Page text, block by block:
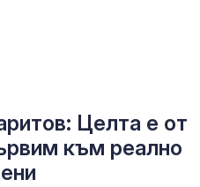
Целта е от
към реално